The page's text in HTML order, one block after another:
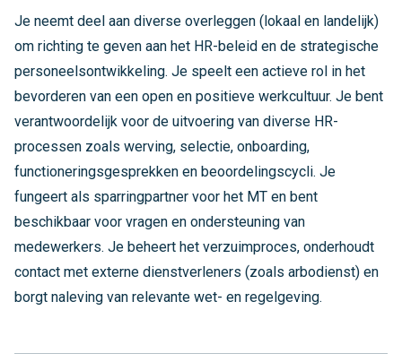
Je neemt deel aan diverse overleggen (lokaal en landelijk)
om richting te geven aan het HR-beleid en de strategische
personeelsontwikkeling. Je speelt een actieve rol in het
bevorderen van een open en positieve werkcultuur. Je bent
verantwoordelijk voor de uitvoering van diverse HR-
processen zoals werving, selectie, onboarding,
functioneringsgesprekken en beoordelingscycli. Je
fungeert als sparringpartner voor het MT en bent
beschikbaar voor vragen en ondersteuning van
medewerkers. Je beheert het verzuimproces, onderhoudt
contact met externe dienstverleners (zoals arbodienst) en
borgt naleving van relevante wet- en regelgeving.